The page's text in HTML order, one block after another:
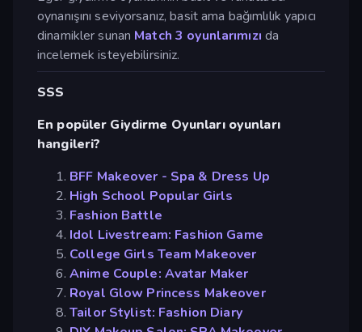
oynanışını seviyorsanız, basit ama bağımlılık yapıcı
dinamikler sunan Match 3 oyunlarımızı da
incelemek isteyebilirsiniz.
SSS
En popüler Giydirme Oyunları oyunları
hangileri?
BFF Makeover - Spa & Dress Up
High School Popular Girls
Fashion Battle
Idol Livestream: Fashion Game
College Girls Team Makeover
Anime Couple: Avatar Maker
Royal Glow Princess Makeover
Tailor Stylist: Fashion Diary